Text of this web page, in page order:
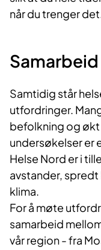
når du trenger
Samtidig står
utfordringer.
befolkning og
undersøkelser er
Helse Nord er i
avstander,
klima.
For å møte
samarbeid
vår region - fra